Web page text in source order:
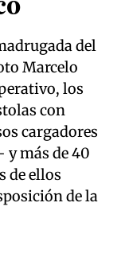
del
Marcelo
los
con
cargadores
más de 40
de ellos
de la